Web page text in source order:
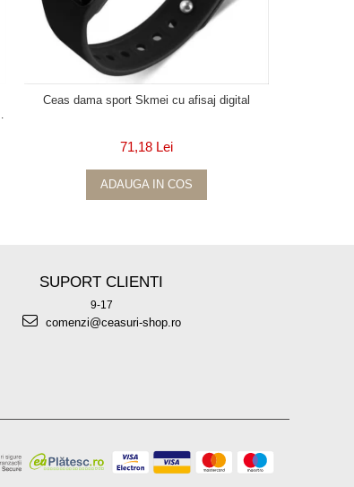
Ceas dama sport Skmei cu afisaj digital
71,18 Lei
ADAUGA IN COS
SUPORT CLIENTI
9-17
comenzi@ceasuri-shop.ro